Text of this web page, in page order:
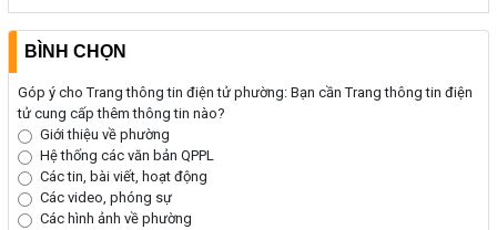
BÌNH CHỌN
Góp ý cho Trang thông tin điện tử phường: Bạn cần Trang thông tin điện
tử cung cấp thêm thông tin nào?
Giới thiệu về phường
Hệ thống các văn bản QPPL
Các tin, bài viết, hoạt động
Các video, phóng sự
Các hình ảnh về phường